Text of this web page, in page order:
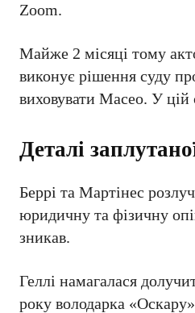
Zoom.
Майже 2 місяці тому
виконує рішення суду
виховувати Масео. У цій
Деталі
Беррі та Мартінес
юридичну та фізичну
зникав.
Геллі намагалася
року володарка